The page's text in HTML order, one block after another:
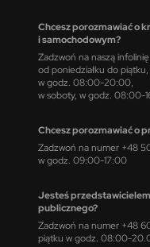
Chcesz porozmawiać o
i samochodowym?
Zadzwoń na naszą infolinię:
od poniedziałku do piątku,
w godz. 08:00-20:00,
w soboty, w godz. 08:00-
Chcesz porozmawiać o
Zadzwoń na numer +48
w godz. 09:00-17:00
Jesteś
publicznego?
Zadzwoń na numer +48
piątku w godz. 08:00-